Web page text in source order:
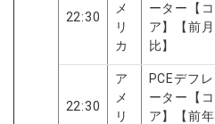
22:30
メ
リ
カ
ーター【コ
ア】【前月
比】
22:30
ア
メ
リ
PCEデフレ
ーター【コ
ア】【前年